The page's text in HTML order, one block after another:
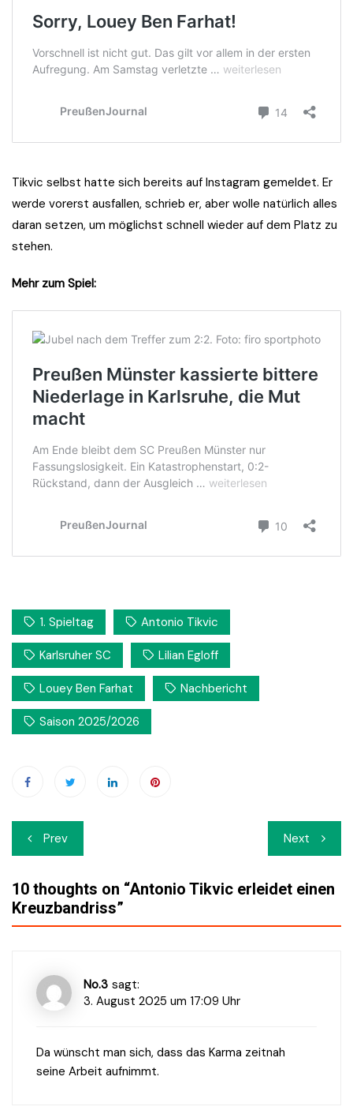
Tikvic selbst hatte sich bereits auf Instagram gemeldet. Er
werde vorerst ausfallen, schrieb er, aber wolle natürlich alles
daran setzen, um möglichst schnell wieder auf dem Platz zu
stehen.
Mehr zum Spiel:
1. Spieltag Antonio Tikvic
Karlsruher SC Lilian Egloff
Louey Ben Farhat Nachbericht
Saison 2025/2026
Beitrags-
Navigation
Prev Next
10 thoughts on “Antonio Tikvic erleidet einen
Kreuzbandriss”
No.3 sagt:
3. August 2025 um 17:09 Uhr
Da wünscht man sich, dass das Karma zeitnah
seine Arbeit aufnimmt.